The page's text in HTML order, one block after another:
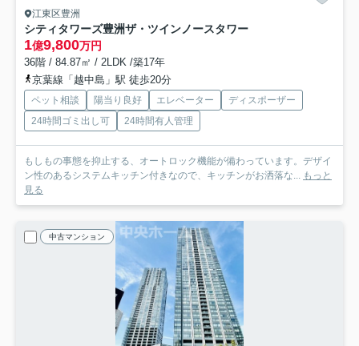
江東区豊洲
シティタワーズ豊洲ザ・ツインノースタワー
1億9,800万円
36階 / 84.87㎡ / 2LDK /築17年
京葉線「越中島」駅 徒歩20分
ペット相談 陽当り良好 エレベーター
ディスポーザー
24時間ゴミ出し可
24時間有人管理
もしもの事態を抑止する、オートロック機能が備わっています。デザイ
ン性のあるシステムキッチン付きなので、キッチンがお洒落な...
もっと
見る
中古マンション